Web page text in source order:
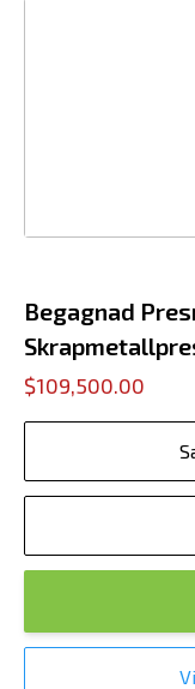
Begagnad
$109,500.00